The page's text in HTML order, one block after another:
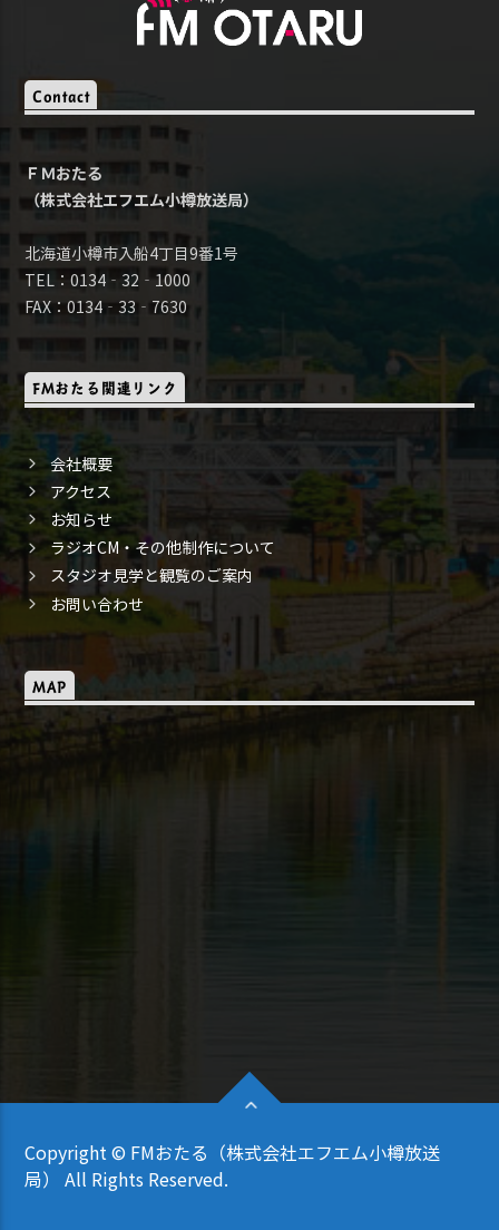
Contact
ＦＭおたる
（株式会社エフエム小樽放送局）
北海道小樽市入船4丁目9番1号
TEL：0134‐32‐1000
FAX：0134‐33‐7630
FMおたる関連リンク
会社概要
アクセス
お知らせ
ラジオCM・その他制作について
スタジオ見学と観覧のご案内
お問い合わせ
MAP
Copyright © FMおたる（株式会社エフエム小樽放送
局） All Rights Reserved.